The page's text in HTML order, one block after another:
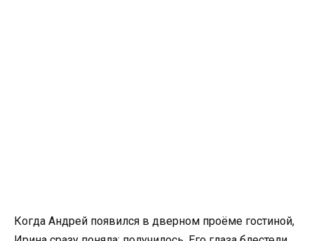
Когда Андрей появился в дверном проёме гостиной,